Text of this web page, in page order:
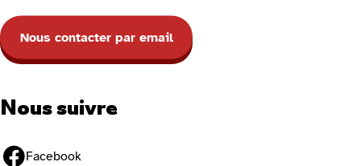
Nous contacter par email
Nous suivre
Facebook